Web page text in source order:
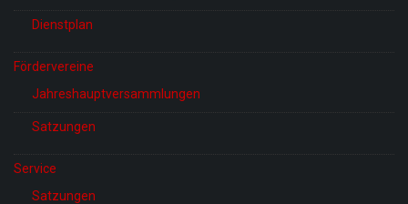
Dienstplan
Fördervereine
Jahreshauptversammlungen
Satzungen
Service
Satzungen